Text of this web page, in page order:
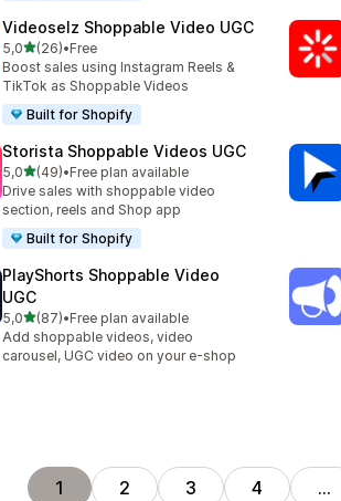
Videoselz Shoppable Video UGC
5,05 yıldız üzerinden
(26)
toplam 26 değerlendirme
•Free
Boost sales using Instagram Reels &
TikTok as Shoppable Videos
Built for Shopify
Storista Shoppable Videos UGC
5,05 yıldız üzerinden
(49)
toplam 49 değerlendirme
•Free plan available
Drive sales with shoppable video
section, reels and Shop app
Built for Shopify
PlayShorts Shoppable Video
UGC
5,05 yıldız üzerinden
(87)
toplam 87 değerlendirme
•Free plan available
Add shoppable videos, video
carousel, UGC video on your e-shop
1 2 3 4 …